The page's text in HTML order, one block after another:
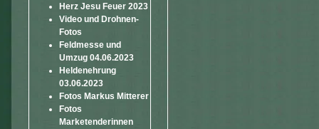
Herz Jesu Feuer 2023
Video und Drohnen-
Fotos
Feldmesse und
Umzug 04.06.2023
Heldenehrung
03.06.2023
Fotos Markus Mitterer
Fotos
Marketenderinnen